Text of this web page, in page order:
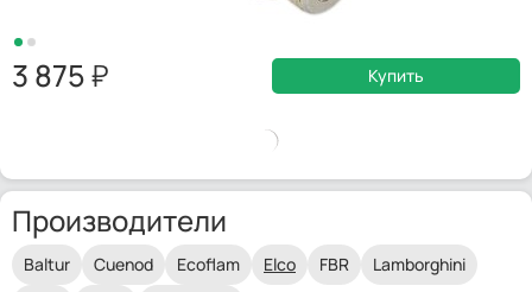
3 875 Купить
Производители
Baltur Cuenod Ecoflam Elco FBR
Lamborghini